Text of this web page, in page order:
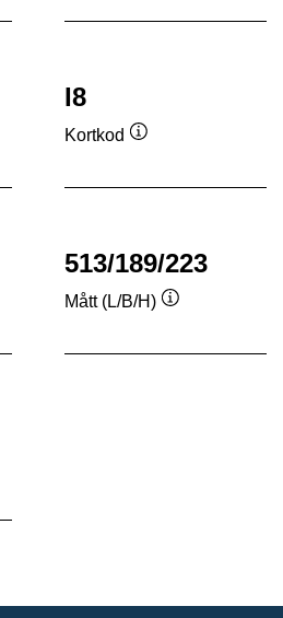
I8
Kortkod
513/189/223
Mått (L/B/H)